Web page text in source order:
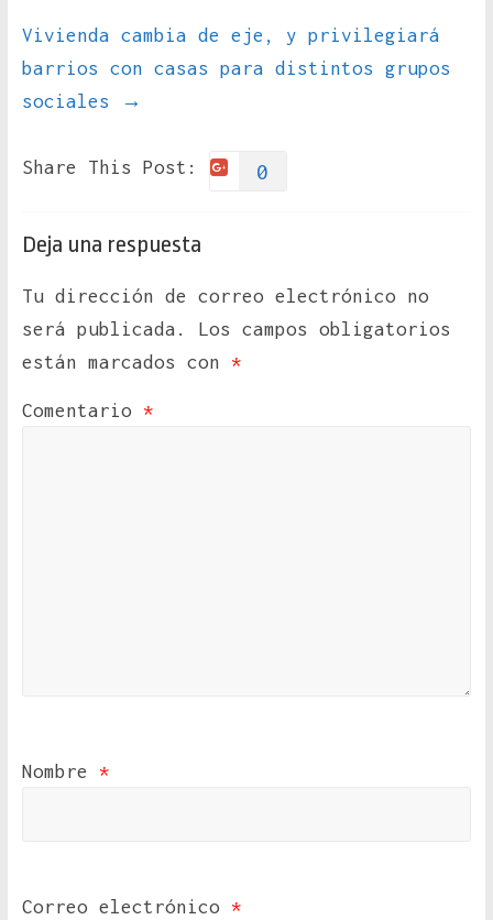
Vivienda cambia de eje, y privilegiará
barrios con casas para distintos grupos
sociales
→
Share This Post: 0
Deja una respuesta
Tu dirección de correo electrónico no
será publicada.
Los campos obligatorios
están marcados con *
Comentario *
Nombre *
Correo electrónico *